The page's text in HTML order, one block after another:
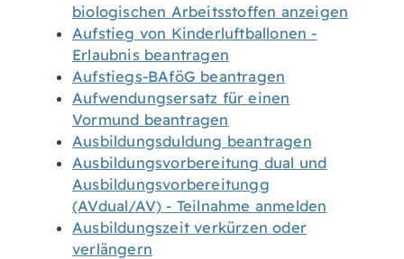
biologischen Arbeitsstoffen anzeigen
Aufstieg von Kinderluftballonen -
Erlaubnis beantragen
Aufstiegs-BAföG beantragen
Aufwendungsersatz für einen
Vormund beantragen
Ausbildungsduldung beantragen
Ausbildungsvorbereitung dual und
Ausbildungsvorbereitungg
(AVdual/AV) - Teilnahme anmelden
Ausbildungszeit verkürzen oder
verlängern